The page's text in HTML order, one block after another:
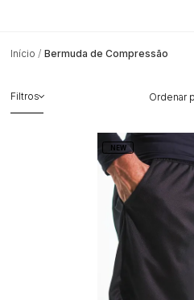
Início Bermuda de Compressão
Filtros Ordenar
NEW